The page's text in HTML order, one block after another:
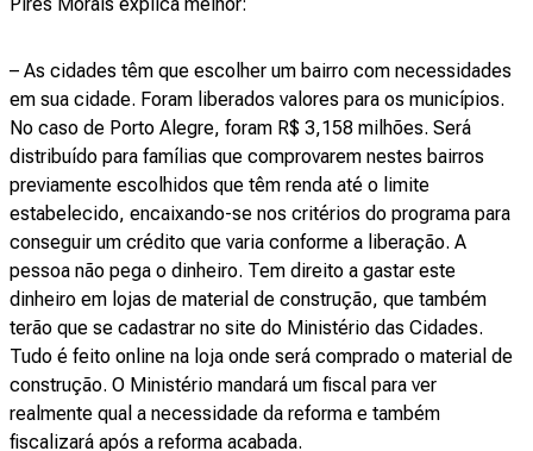
– As cidades têm que escolher um bairro com necessidades
em sua cidade. Foram liberados valores para os municípios.
No caso de Porto Alegre, foram R$ 3,158 milhões. Será
distribuído para famílias que comprovarem nestes bairros
previamente escolhidos que têm renda até o limite
estabelecido, encaixando-se nos critérios do programa para
conseguir um crédito que varia conforme a liberação. A
pessoa não pega o dinheiro. Tem direito a gastar este
dinheiro em lojas de material de construção, que também
terão que se cadastrar no site do Ministério das Cidades.
Tudo é feito online na loja onde será comprado o material de
construção. O Ministério mandará um fiscal para ver
realmente qual a necessidade da reforma e também
fiscalizará após a reforma acabada.